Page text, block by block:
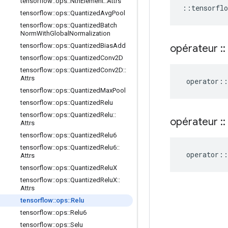
tensorflow::ops::QuantizedAvgPool
tensorflow::ops::QuantizedBatch
NormWithGlobal Normalization
tensorflow::ops::QuantizedBiasAdd
tensorflow::ops::QuantizedConv2D
tensorflow::ops::QuantizedConv2D::
Attrs
tensorflow::ops::QuantizedMaxPool
tensorflow::ops::QuantizedRelu
tensorflow::ops::QuantizedRelu::
Attrs
tensorflow::ops::QuantizedRelu6
tensorflow::ops::QuantizedRelu6::
Attrs
tensorflow::ops::QuantizedReluX
tensorflow::ops::QuantizedReluX::
Attrs
tensorflow::ops::Relu
tensorflow::ops::Relu6
tensorflow::ops::Selu
::
opérateur ::
operator ::
opérateur ::
operator ::